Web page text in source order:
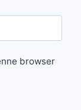
browser